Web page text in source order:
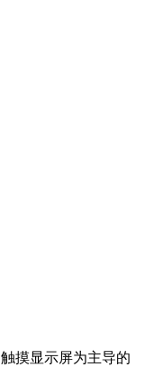
摸显示屏为主导的